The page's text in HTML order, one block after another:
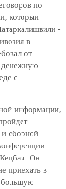
по
который
-
в
от
денежную
с
информации,
сборной
Он
приехать в
большую